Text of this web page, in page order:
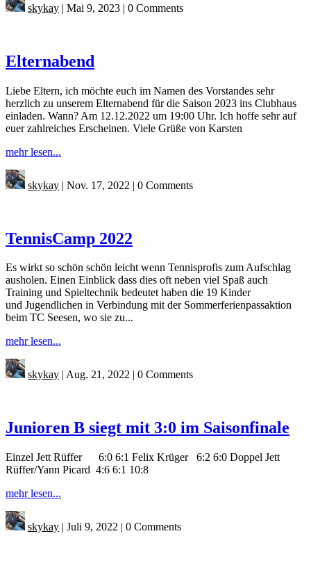
skykay | Mai 9, 2023 | 0 Comments
Elternabend
Liebe Eltern, ich möchte euch im Namen des Vorstandes sehr
herzlich zu unserem Elternabend für die Saison 2023 ins Clubhaus
einladen. Wann? Am 12.12.2022 um 19:00 Uhr. Ich hoffe sehr auf
euer zahlreiches Erscheinen. Viele Grüße von Karsten
mehr lesen...
skykay | Nov. 17, 2022 | 0 Comments
TennisCamp 2022
Es wirkt so schön schön leicht wenn Tennisprofis zum Aufschlag
ausholen. Einen Einblick dass dies oft neben viel Spaß auch
Training und Spieltechnik bedeutet haben die 19 Kinder
und Jugendlichen in Verbindung mit der Sommerferienpassaktion
beim TC Seesen, wo sie zu...
mehr lesen...
skykay Aug. 21, 2022 0 Comments
Junioren B siegt mit 3:0 im Saisonfinale
Einzel Jett Rüffer 6:0 6:1 Felix Krüger 6:2 6:0 Doppel Jett
Rüffer/Yann Picard 4:6 6:1 10:8
mehr lesen...
skykay | Juli 9, 2022 | 0 Comments